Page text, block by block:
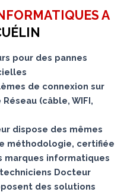
A
pour des pannes
de connexion sur
(câble, WIFI,
dispose des mêmes
méthodologie, certifiée
marques informatiques
Docteur
des solutions